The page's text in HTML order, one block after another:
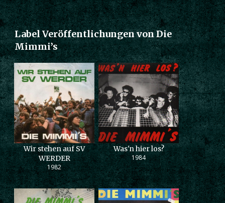
Label Veröffentlichungen von Die
Mimmi’s
Wir stehen auf SV
WERDER
1982
Was'n hier los?
1984